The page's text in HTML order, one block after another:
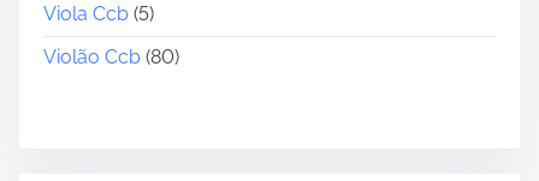
Viola Ccb (5)
Violão Ccb (80)